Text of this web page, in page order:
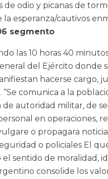
odio y picanas de
la esperanza/cautivos
segmento
las 10 horas 40
del Ejército
hacerse cargo,
comunica a la
de autoridad militar, de
en operaciones,
o propagara
o policiales El
sentido de moralidad,
consolide los